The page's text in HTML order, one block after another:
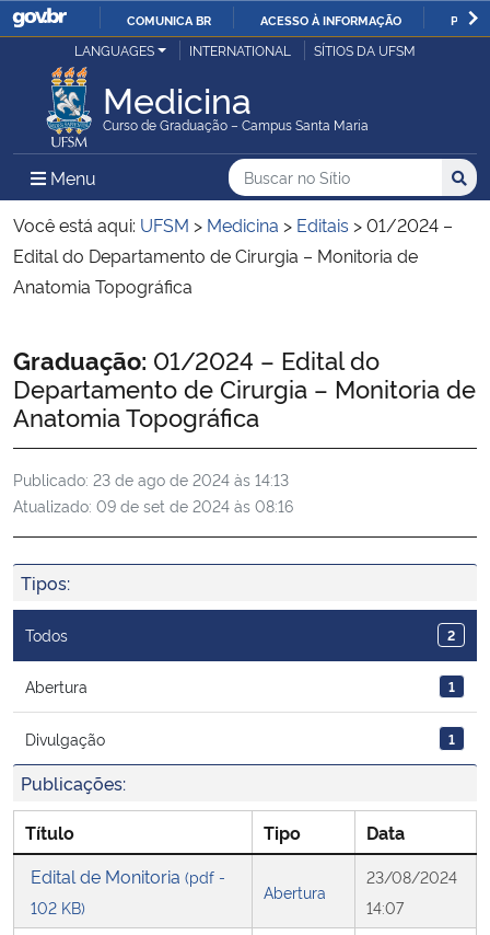
IR
O
COMUNICA BR ACESSO À INFORMAÇÃO
Ministério da Justiça e Segurança Pública
Ministério da Defesa
Ministério das Relações Exteriores
Ministério da Economia
Ministério da Agricultura, Pecuária e Abastecimento
Ministério da Educação
Ministério da Cidadania
Ministério da Saúde
Ministério da Ciência, Tecnologia, Inovações e Comunicações
Ministério do Meio Ambiente
Ministério do Turismo
Ministério do Desenvolvimento Regional
Controladoria-Geral da União
LANGUAGES INTERNATIONAL SÍTIOS DA UFSM
Medicina
Curso de Graduação – Campus Santa Maria
Menu Menu Principal do Sítio
Busca
Buscar no no Sítio
Busca:
Você está aqui: UFSM > Medicina > Editais >01/2024 –
Edital do Departamento de Cirurgia – Monitoria de
Anatomia Topográfica
Início do conteúdo
Graduação: 01/2024 – Edital do
Departamento de Cirurgia – Monitoria de
Anatomia Topográfica
Publicado: 23 de ago de 2024 às 14:13
Atualizado: 09 de set de 2024 às 08:16
Tipos:
Todos 2
Abertura 1
Divulgação 1
Publicações:
Título Tipo
Data
Edital de Monitoria (pdf -
102 KB)
Abertura
23/08/2024
14:07